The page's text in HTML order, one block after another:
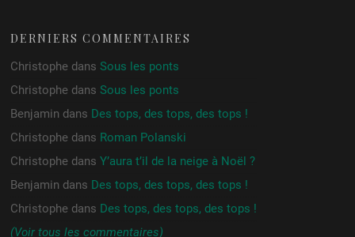
DERNIERS COMMENTAIRES
Christophe dans Sous les ponts
Christophe dans Sous les ponts
Benjamin dans Des tops, des tops, des tops !
Christophe dans Roman Polanski
Christophe dans Y’aura t’il de la neige à Noël ?
Benjamin dans Des tops, des tops, des tops !
Christophe dans Des tops, des tops, des tops !
(Voir tous les commentaires)